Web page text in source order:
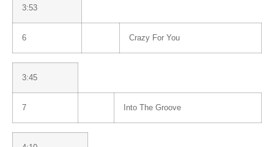
3:53
6 Crazy For You
3:45
7 Into The Groove